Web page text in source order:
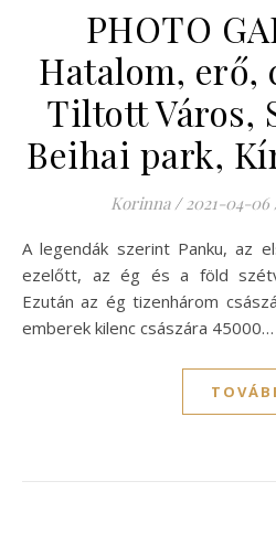
PHOTO
Hatalom, erő,
Tiltott Város,
Beihai park,
Korinna / 2021-04-06
A legendák szerint Panku, az első kínai több millió évvel
ezelőtt, az ég és a föld
Ezután az ég tizenhárom
emberek kilenc császára 45000…